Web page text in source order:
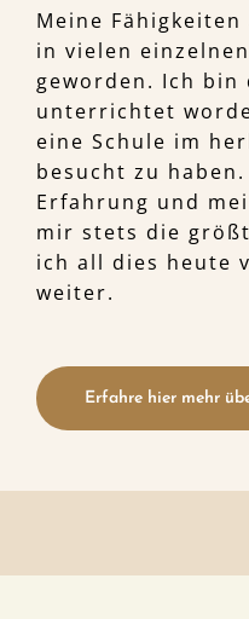
Meine
in vielen
geworden. Ich
unterrichtet
eine Schule im
besucht zu
Erfahrung und
mir stets die
ich all dies heute
weiter.
Erfahre hier mehr